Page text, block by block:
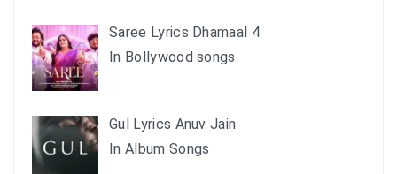
Saree Lyrics Dhamaal 4
In Bollywood songs
Gul Lyrics Anuv Jain
In Album Songs